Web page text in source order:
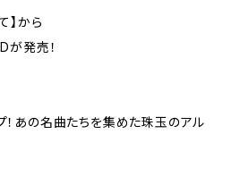
】から
が発売！
！あの名曲たちを集めた珠玉のアル